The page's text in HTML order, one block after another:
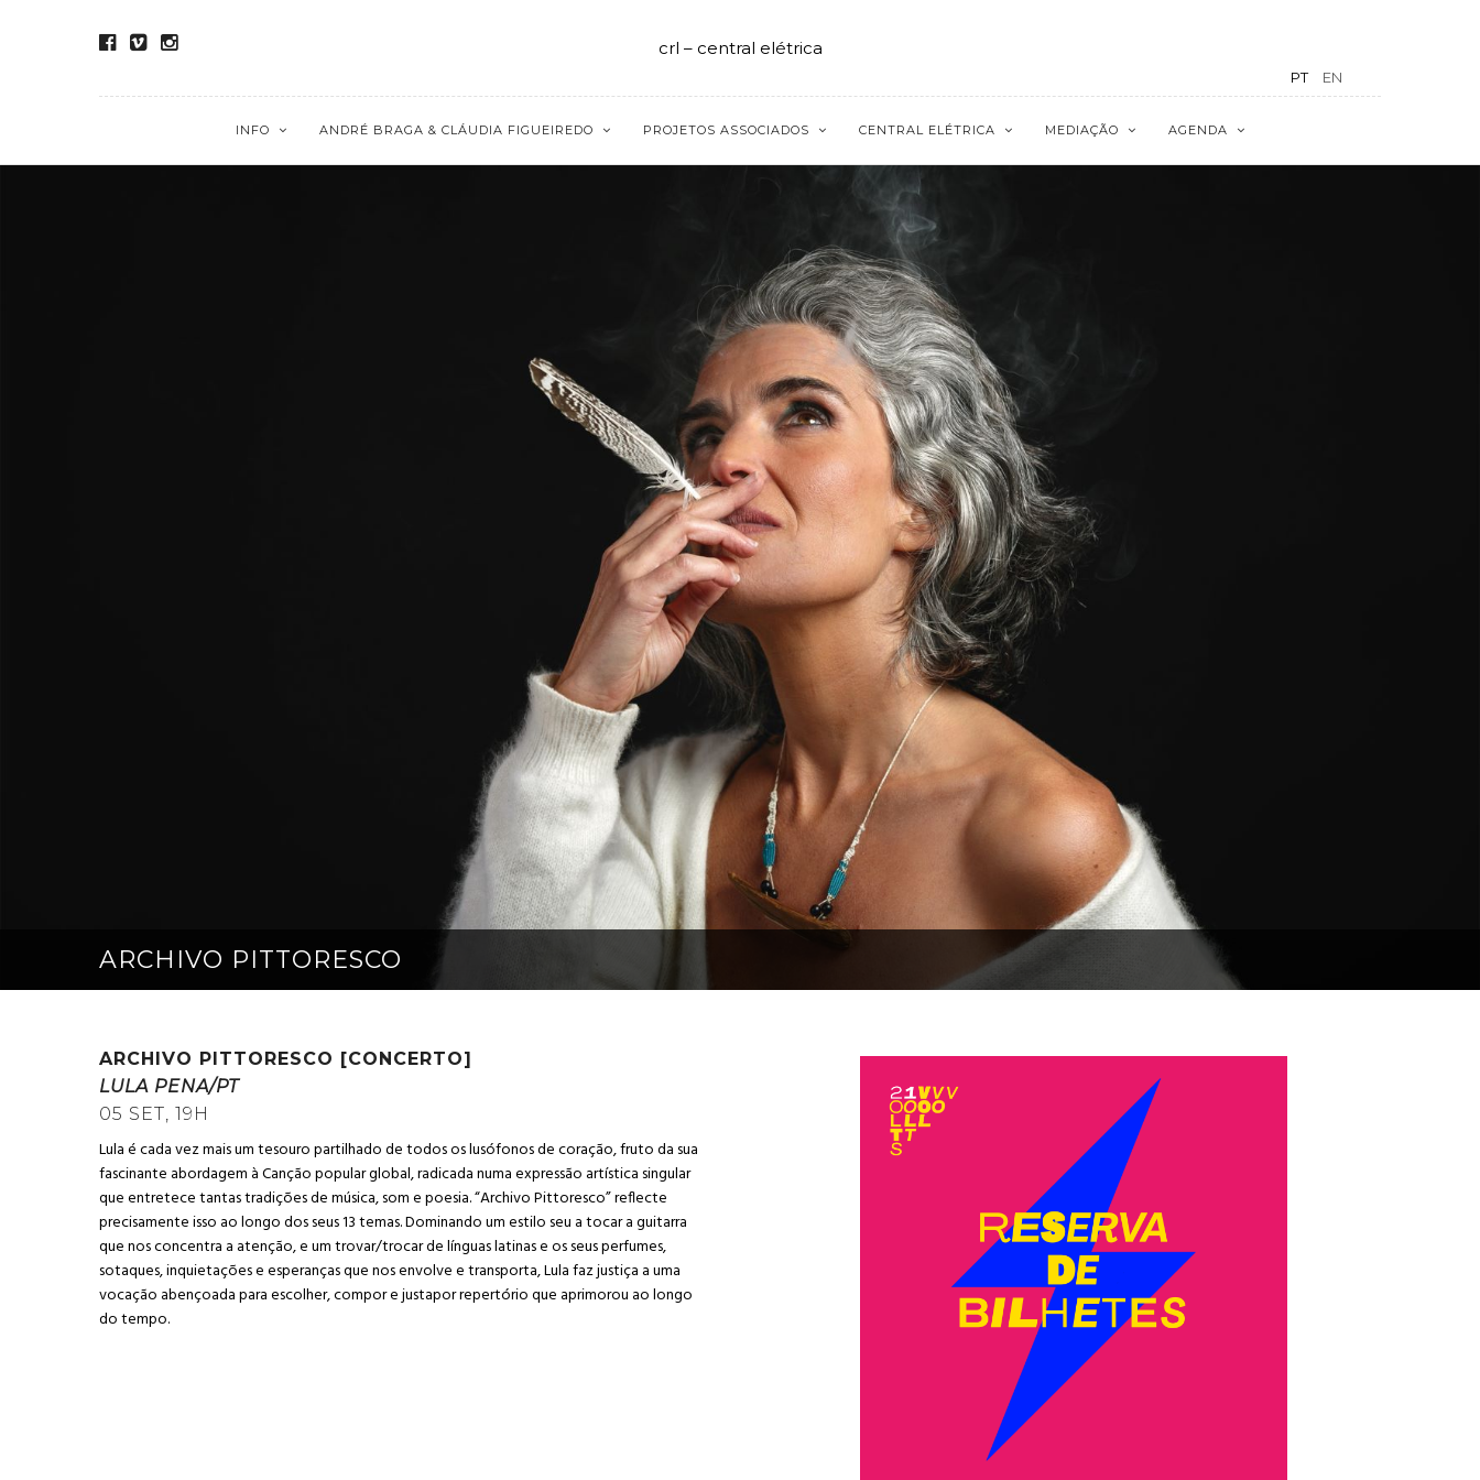
crl – central elétrica
PT EN
INFO ANDRÉ BRAGA & CLÁUDIA FIGUEIREDO PROJETOS ASSOCIADOS CENTRAL ELÉTRICA MEDIAÇÃO AGENDA
ARCHIVO PITTORESCO
ARCHIVO PITTORESCO [CONCERTO]
LULA PENA/PT
05 SET, 19H
Lula é cada vez mais um tesouro partilhado de todos os lusófonos de coração, fruto da sua
fascinante abordagem à Canção popular global, radicada numa expressão artística singular
que entretece tantas tradições de música, som e poesia. “Archivo Pittoresco” reflecte
precisamente isso ao longo dos seus 13 temas. Dominando um estilo seu a tocar a guitarra
que nos concentra a atenção, e um trovar/trocar de línguas latinas e os seus perfumes,
sotaques, inquietações e esperanças que nos envolve e transporta, Lula faz justiça a uma
vocação abençoada para escolher, compor e justapor repertório que aprimorou ao longo
do tempo.